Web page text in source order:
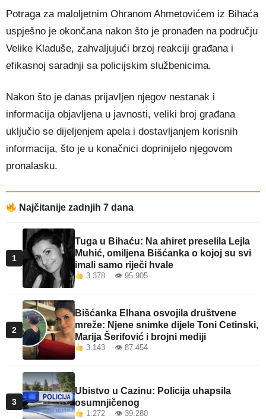
Potraga za maloljetnim Ohranom Ahmetovićem iz Bihaća
uspješno je okončana nakon što je pronađen na području
Velike Kladuše, zahvaljujući brzoj reakciji građana i
efikasnoj saradnji sa policijskim službenicima.
Nakon što je danas prijavljen njegov nestanak i
informacija objavljena u javnosti, veliki broj građana
uključio se dijeljenjem apela i dostavljanjem korisnih
informacija, što je u konačnici doprinijelo njegovom
pronalasku.
Najčitanije zadnjih 7 dana
1
Tuga u Bihaću: Na ahiret preselila Lejla
Muhić, omiljena Bišćanka o kojoj su svi
imali samo riječi hvale
3.378 👁 95.905
2
Bišćanka Elhana osvojila društvene
mreže: Njene snimke dijele Toni Cetinski,
Marija Šerifović i brojni mediji
3.143 👁 87.454
3
Ubistvo u Cazinu: Policija uhapsila
osumnjičenog
1.272 👁 39.280